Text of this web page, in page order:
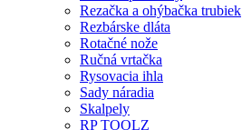
Rezačka a ohýbačka trubiek
Rezbárske dláta
Rotačné nože
Ručná vrtačka
Rysovacia ihla
Sady náradia
Skalpely
RP TOOLZ